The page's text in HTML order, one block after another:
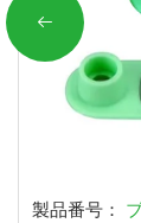
製品番号：